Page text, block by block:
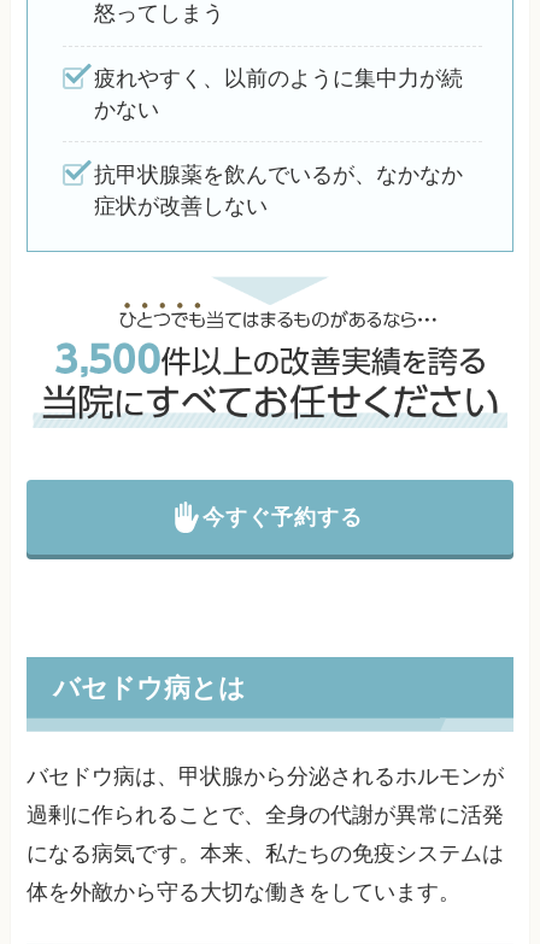
怒ってしまう
疲れやすく、以前のように集中力が続
かない
抗甲状腺薬を飲んでいるが、なかなか
症状が改善しない
今すぐ予約する
バセドウ病とは
バセドウ病は、甲状腺から分泌されるホルモンが
過剰に作られることで、全身の代謝が異常に活発
になる病気です。本来、私たちの免疫システムは
体を外敵から守る大切な働きをしています。